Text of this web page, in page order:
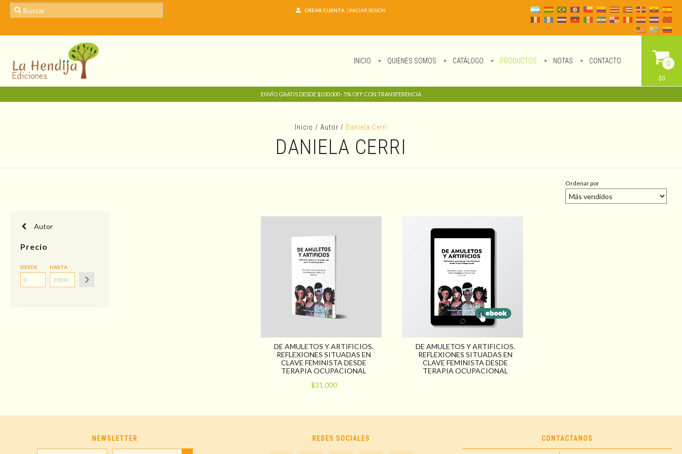
CREAR CUENTA INICIAR SESIÓN
INICIO QUIENES SOMOS CATÁLOGO PRODUCTOS NOTAS CONTACTO 0
$0
ENVÍO GRATIS DESDE $100.000 - 5% OFF CON TRANSFERENCIA
Inicio / Autor / Daniela Cerri
DANIELA CERRI
Ordenar por
Autor
Precio
DESDE HASTA
DE AMULETOS Y ARTIFICIOS.
REFLEXIONES SITUADAS EN
CLAVE FEMINISTA DESDE
TERAPIA OCUPACIONAL
$31.000
DE AMULETOS Y ARTIFICIOS.
REFLEXIONES SITUADAS EN
CLAVE FEMINISTA DESDE
TERAPIA OCUPACIONAL
NEWSLETTER REDES SOCIALES CONTACTANOS